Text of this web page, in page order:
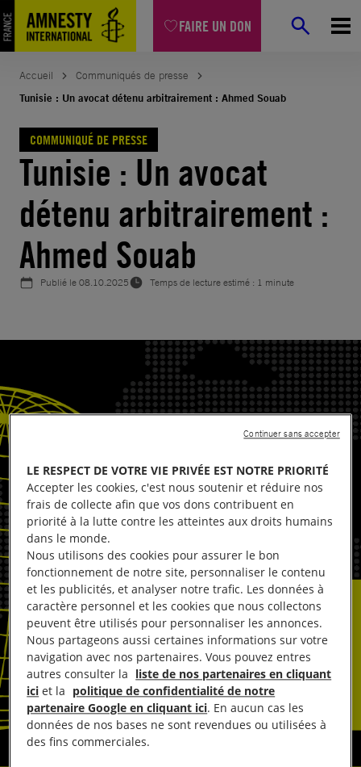
FAIRE UN DON
Aller
au
contenu
Accueil
Communiqués de presse
Tunisie : Un avocat détenu arbitrairement : Ahmed Souab
COMMUNIQUÉ DE PRESSE
Tunisie : Un avocat
détenu arbitrairement :
Ahmed Souab
Publié le08.10.2025 Temps de lecture estimé : 1 minute
LE RESPECT DE VOTRE VIE PRIVÉE EST NOTRE PRIORITÉ
Accepter les cookies, c'est nous soutenir et réduire nos
frais de collecte afin que vos dons contribuent en
priorité à la lutte contre les atteintes aux droits humains
dans le monde.
Nous utilisons des cookies pour assurer le bon
fonctionnement de notre site, personnaliser le contenu
et les publicités, et analyser notre trafic. Les données à
caractère personnel et les cookies que nous collectons
peuvent être utilisés pour personnaliser les annonces.
Nous partageons aussi certaines informations sur votre
navigation avec nos partenaires. Vous pouvez entres
autres consulter la liste de nos partenaires en cliquant
ici et la politique de confidentialité de notre
partenaire Google en cliquant ici. En aucun cas les
données de nos bases ne sont revendues ou utilisées à
des fins commerciales.
Continuer sans accepter